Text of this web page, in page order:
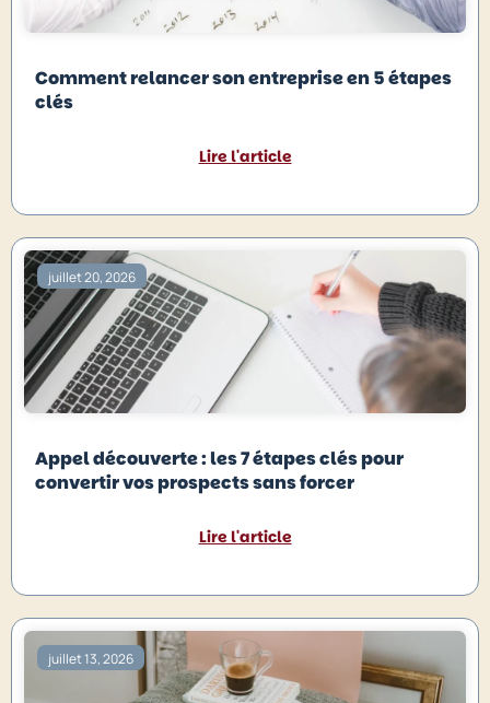
Comment relancer son entreprise en 5 étapes
clés
Lire l'article
juillet 20, 2026
Appel découverte : les 7 étapes clés pour
convertir vos prospects sans forcer
Lire l'article
juillet 13, 2026